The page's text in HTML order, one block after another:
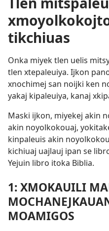
tikchiuas
Onka miyek tlen uelis
tlen xtepaleuiya. Ijkon
xnochimej san noijki ken
yakaj kipaleuiya, kanaj
Maski ijkon, miyekej akin
akin noyolkokouaj,
kinpaleuis akin
kichiuaj uajlauj ipan se
Yejuin libro itoka Biblia.
1: XMOKAUILI
MOAMIGOS